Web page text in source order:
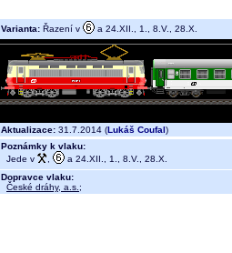
Varianta: Řazení v a 24.XII., 1., 8.V., 28.X.
Aktualizace: 31.7.2014 (Lukáš Coufal)
Poznámky k vlaku:
Jede v
a 24.XII., 1., 8.V., 28.X.
Dopravce vlaku:
České dráhy, a.s. ;